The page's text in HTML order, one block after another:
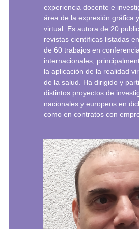
experiencia docente e
área de la expresión gráfica
virtual. Es autora de 20
revistas científicas listadas
de 60 trabajos en
internacionales,
la aplicación de la realidad
de la salud. Ha dirigido y
distintos proyectos de
nacionales y europeos en
como en contratos con